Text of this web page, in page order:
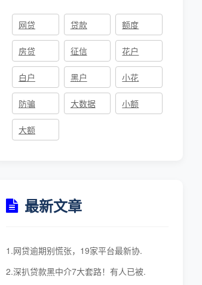
网贷 贷款 额度
房贷 征信 花户
白户 黑户 小花
防骗 大数据 小额
大额
最新文章
1.网贷逾期别慌张，19家平台最新协.
2.深扒贷款黑中介7大套路！有人已被.